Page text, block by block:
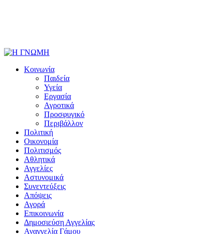
Κοινωνία
Παιδεία
Υγεία
Εργασία
Αγροτικά
Προσφυγικό
Περιβάλλον
Πολιτική
Οικονομία
Πολιτισμός
Αθλητικά
Αγγελίες
Αστυνομικά
Συνεντεύξεις
Απόψεις
Αγορά
Επικοινωνία
Δημοσιεύση Αγγελίας
Αναγγελία Γάμου